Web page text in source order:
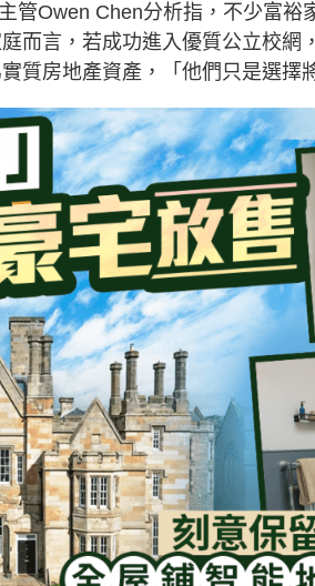
管Owen Chen分析指，不少富裕
而言，若成功進入優質公立校網
質房地產資產，「他們只是選擇